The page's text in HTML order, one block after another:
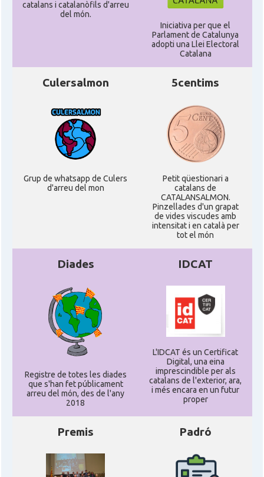
catalans i catalanòfils d'arreu
del món.
Iniciativa per que el
Parlament de Catalunya
adopti una Llei Electoral
Catalana
Culersalmon
Grup de whatsapp de Culers
d'arreu del mon
5centims
Petit qüestionari a
catalans de
CATALANSALMON.
Pinzellades d'un grapat
de vides viscudes amb
intensitat i en català per
tot el món
Diades
Registre de totes les diades
que s'han fet públicament
arreu del món, des de l'any
2018
IDCAT
L'IDCAT és un Certificat
Digital, una eina
imprescindible per als
catalans de l'exterior, ara,
i més encara en un futur
proper
Premis Padró